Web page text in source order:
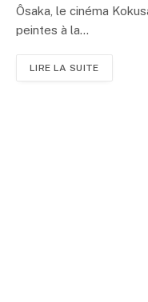
Ôsaka, le cinéma
peintes à la…
LIRE LA SUITE